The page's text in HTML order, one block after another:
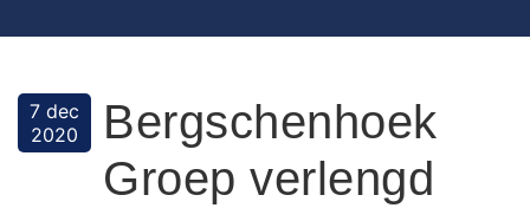
7 dec
2020
Bergschenhoek
Groep verlengd
Contact